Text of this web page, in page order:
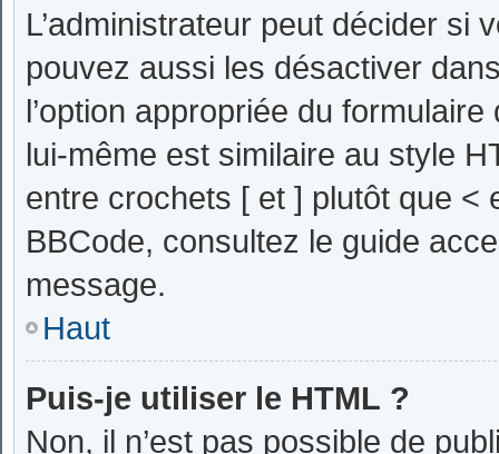
L’administrateur peut décider si
pouvez aussi les désactiver
l’option appropriée du
lui-même est similaire au style
entre crochets [ et ] plutôt que <
BBCode, consultez le guide
message.
Haut
Puis-je utiliser le HTML ?
Non, il n’est pas possible de